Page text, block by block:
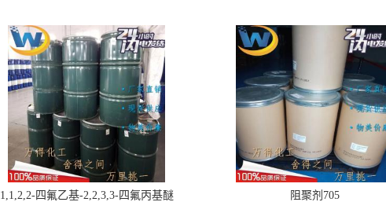
1,1,2,2-四氟乙基-2,2,3,3-四氟丙基醚 阻聚剂705